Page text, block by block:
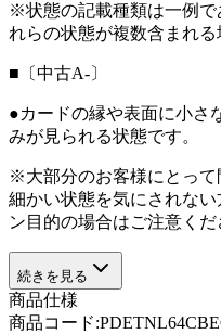
※状態の記載種類は一例で
れらの状態が複数含まれる
■〔中古A-〕
●カードの縁や表面に小さ
みが見られる状態です。
※大部分のお客様にとって
細かい状態を気にされな
ン目的の場合はご注意くだ
続きを見る
商品仕様
商品コード: